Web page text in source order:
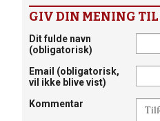
GIV DIN MENING TIL
Dit fulde navn
(obligatorisk)
Email (obligatorisk,
vil ikke blive vist)
Kommentar